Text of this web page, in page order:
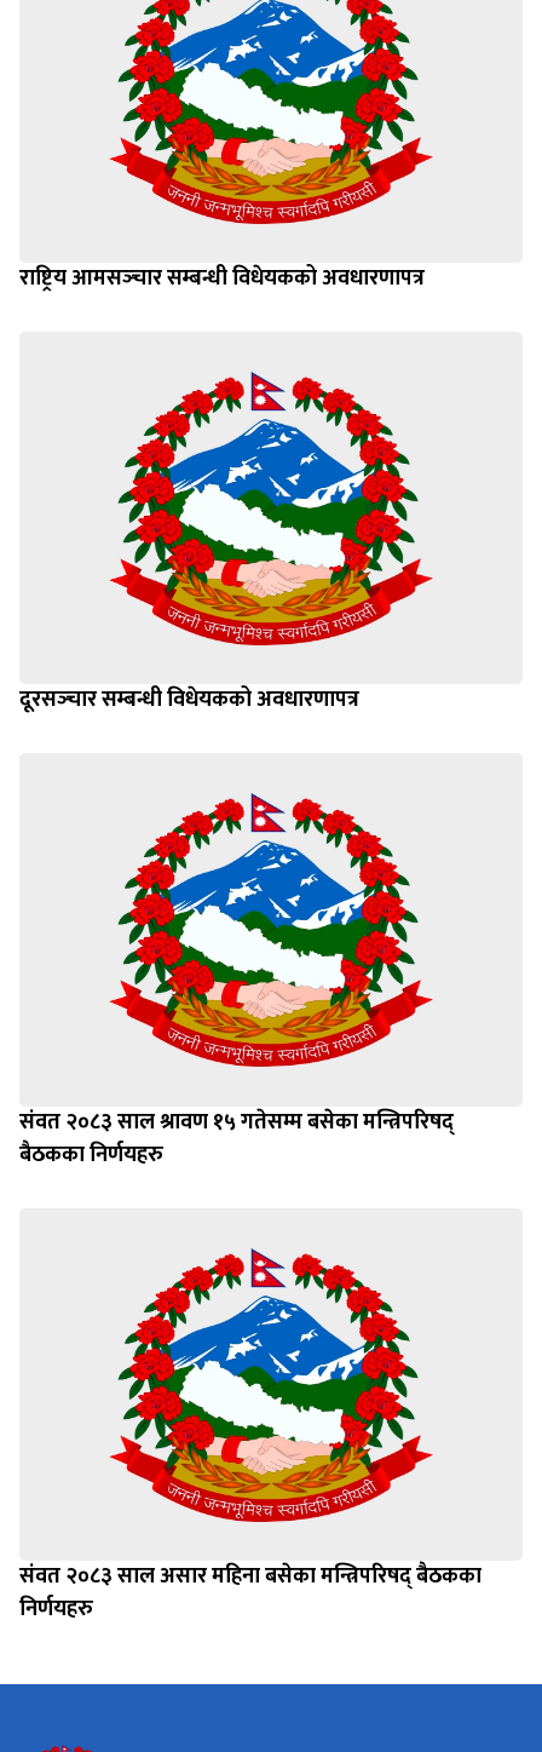
राष्ट्रिय आमसञ्‍चार सम्बन्धी विधेयकको अवधारणापत्र
दूरसञ्‍चार सम्बन्धी विधेयकको अवधारणापत्र
संवत २०८३ साल श्रावण १५ गतेसम्म बसेका मन्त्रिपरिषद्
बैठकका निर्णयहरु
संवत २०८३ साल असार महिना बसेका मन्त्रिपरिषद् बैठकका
निर्णयहरु